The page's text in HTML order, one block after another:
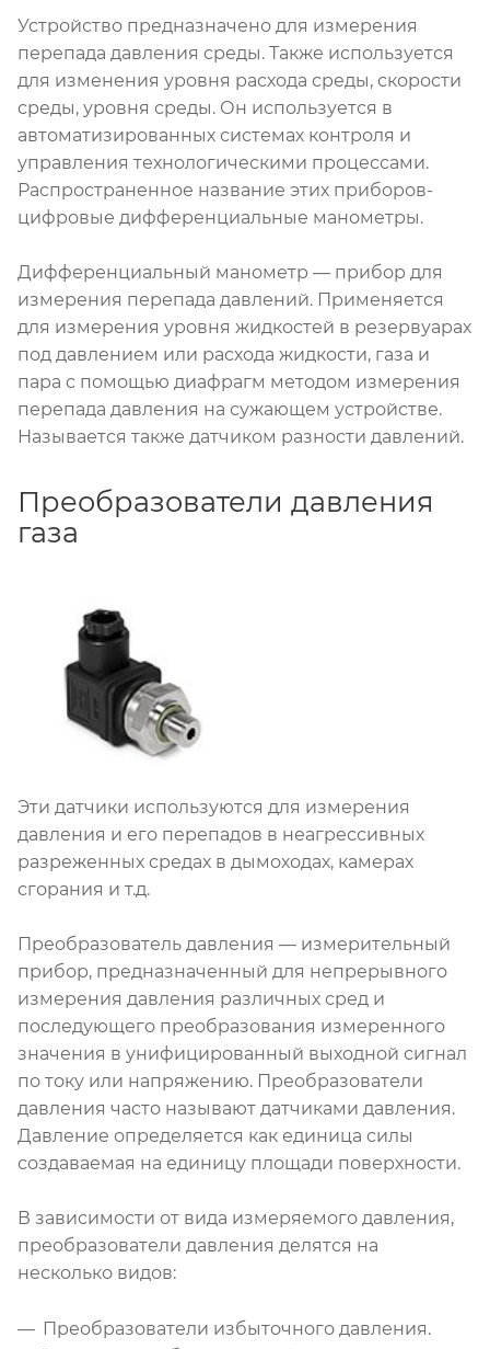
Устройство предназначено для измерения
перепада давления среды. Также используется
для изменения уровня расхода среды, скорости
среды, уровня среды. Он используется в
автоматизированных системах контроля и
управления технологическими процессами.
Распространенное название этих приборов-
цифровые дифференциальные манометры.
Дифференциальный манометр — прибор для
измерения перепада давлений. Применяется
для измерения уровня жидкостей в резервуарах
под давлением или расхода жидкости, газа и
пара с помощью диафрагм методом измерения
перепада давления на сужающем устройстве.
Называется также датчиком разности давлений.
Преобразователи давления
газа
Эти датчики используются для измерения
давления и его перепадов в неагрессивных
разреженных средах в дымоходах, камерах
сгорания и т.д.
Преобразователь давления — измерительный
прибор, предназначенный для непрерывного
измерения давления различных сред и
последующего преобразования измеренного
значения в унифицированный выходной сигнал
по току или напряжению. Преобразователи
давления часто называют датчиками давления.
Давление определяется как единица силы
создаваемая на единицу площади поверхности.
В зависимости от вида измеряемого давления,
преобразователи давления делятся на
несколько видов:
Преобразователи избыточного давления.